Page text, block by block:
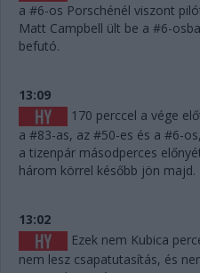
a #6-os Porschénél viszont
Matt Campbell ült be a #6-
befutó.
13:09
170 perccel a vége
a #83-as, az #50-es és a #6-
a tizenpár másodperces
három körrel később jön majd.
13:02
Ezek nem Kubica
nem lesz csapatutasítás, és